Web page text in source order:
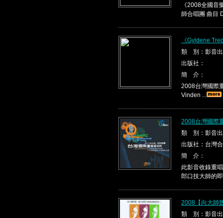
《2008全國音
師合唱團 曲目
《Gyldene
類 別：影音
出版社：
簡 介：
2008台灣國際
Vinden ...
2008台灣國際
類 別：影音
出版社：台灣
簡 介：
此影音收錄重
郎口技大師的
2008【向大師
類 別：影音